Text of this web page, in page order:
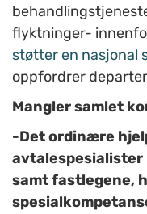
flyktninger-
støtter en nasjonal
oppfordrer
Mangler samlet
-Det ordinære
avtalespesialister
samt fastlegene,